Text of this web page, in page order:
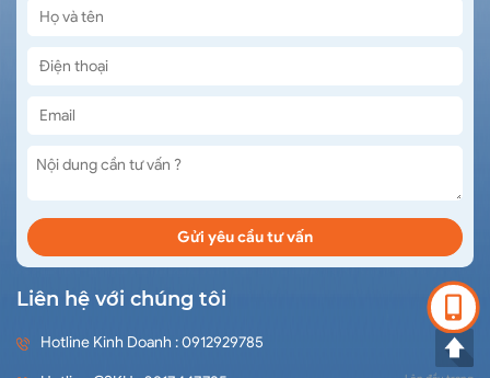
Liên hệ với chúng tôi
Hotline Kinh Doanh : 0912929785